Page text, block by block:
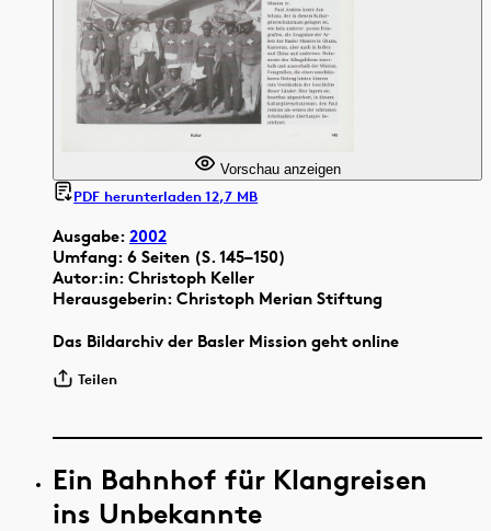
Ausgabe: 2002
Umfang: 6 Seiten (S. 145–150)
Autor:in: Christoph Keller
Herausgeberin: Christoph Merian Stiftung
Das Bildarchiv der Basler Mission geht online
Teilen
Vorschau anzeigen
PDF herunterladen 12,7 MB
Ein Bahnhof für Klangreisen
ins Unbekannte